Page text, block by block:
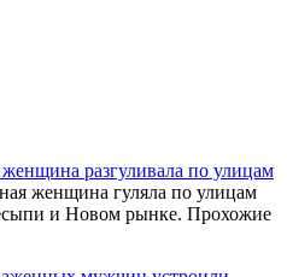
разгуливала по улицам
женщина гуляла по улицам
и Новом рынке. Прохожие